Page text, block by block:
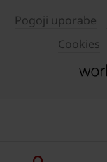
Pogoji uporabe
Cookies